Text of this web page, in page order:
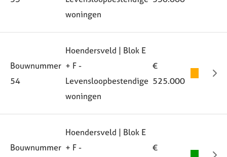
woningen
Bouwnummer
54
Hoendersveld | Blok E
+ F -
Levensloopbestendige
woningen
€
525.000
Bouwnummer
Hoendersveld | Blok E
+ F -
€